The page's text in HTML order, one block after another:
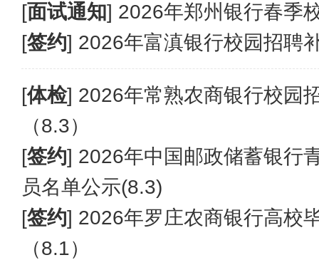
[面试通知] 2026年郑州银行春季
[签约] 2026年富滇银行校园招聘
[体检] 2026年常熟农商银行校园
（8.3）
[签约] 2026年中国邮政储蓄银行
员名单公示(8.3)
[签约] 2026年罗庄农商银行高校
（8.1）